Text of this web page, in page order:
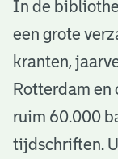
B
b
In de
een grote
kranten,
Rotterdam
ruim 60.000
tijdschriften.